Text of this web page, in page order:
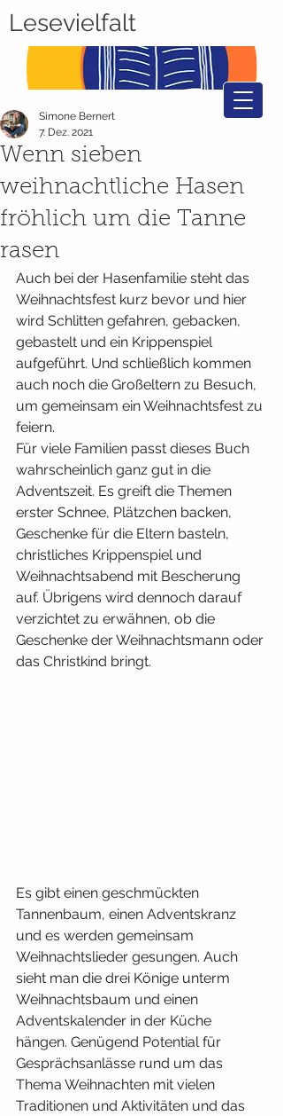
Lesevielfalt
Wenn sieben
weihnachtliche Hasen
fröhlich um die Tanne
rasen
Simone Bernert
7. Dez. 2021
Auch bei der Hasenfamilie steht das
Weihnachtsfest kurz bevor und hier
wird Schlitten gefahren, gebacken,
gebastelt und ein Krippenspiel
aufgeführt. Und schließlich kommen
auch noch die Großeltern zu Besuch,
um gemeinsam ein Weihnachtsfest zu
feiern.
Für viele Familien passt dieses Buch
wahrscheinlich ganz gut in die
Adventszeit. Es greift die Themen
erster Schnee, Plätzchen backen,
Geschenke für die Eltern basteln,
christliches Krippenspiel und
Weihnachtsabend mit Bescherung
auf. Übrigens wird dennoch darauf
verzichtet zu erwähnen, ob die
Geschenke der Weihnachtsmann oder
das Christkind bringt.
Es gibt einen geschmückten
Tannenbaum, einen Adventskranz
und es werden gemeinsam
Weihnachtslieder gesungen. Auch
sieht man die drei Könige unterm
Weihnachtsbaum und einen
Adventskalender in der Küche
hängen. Genügend Potential für
Gesprächsanlässe rund um das
Thema Weihnachten mit vielen
Traditionen und Aktivitäten und das